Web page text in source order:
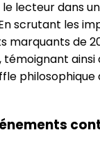
le lecteur dans
scrutant les
marquants de
témoignant ainsi